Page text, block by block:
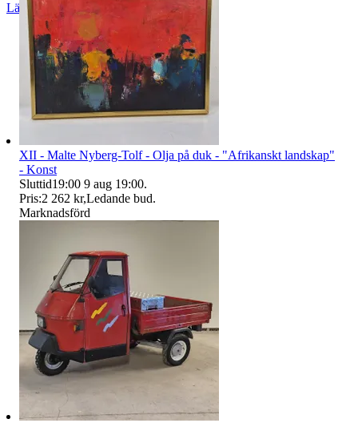
Läs omdömen Följ
XII - Malte Nyberg-Tolf - Olja på duk - "Afrikanskt landskap"
- Konst
Sluttid19:00 9 aug 19:00.
Pris:2 262 kr,Ledande bud.
Marknadsförd